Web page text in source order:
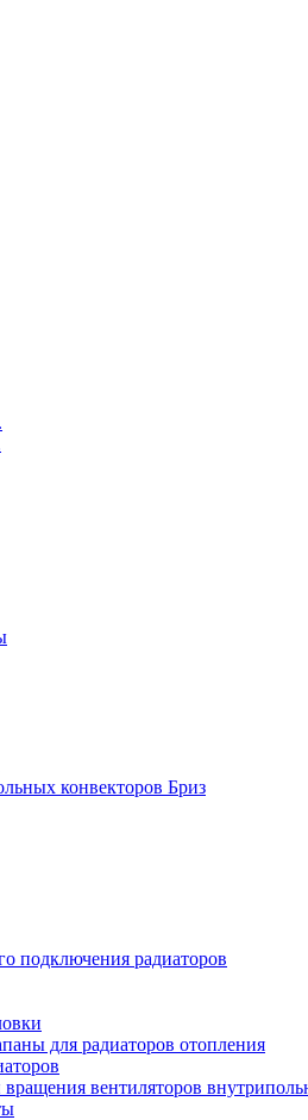
конвекторов Бриз
подключения радиаторов
для радиаторов отопления
вращения вентиляторов